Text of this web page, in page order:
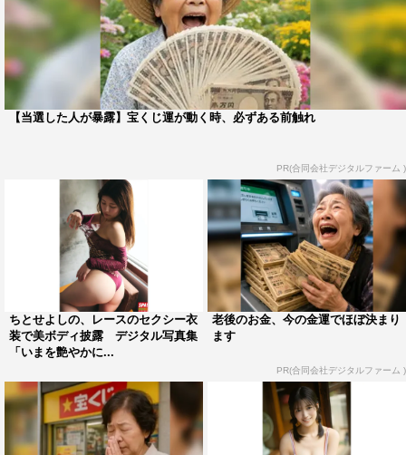
【当選した人が暴露】宝くじ運が動く時、必ずある前触れ
PR(合同会社デジタルファーム )
ちとせよしの、レースのセクシー衣
装で美ボディ披露 デジタル写真集
「いまを艶やかに...
老後のお金、今の金運でほぼ決まり
ます
PR(合同会社デジタルファーム )